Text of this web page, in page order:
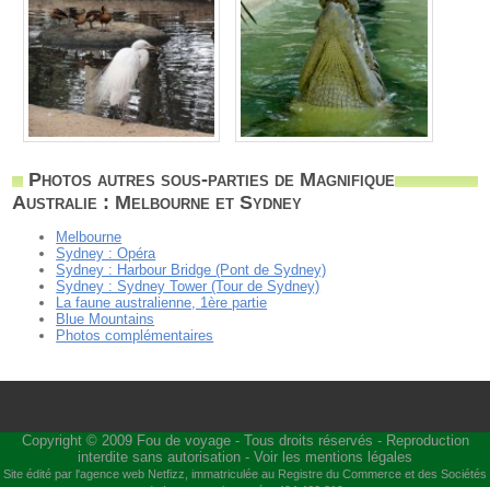
Photos autres sous-parties de Magnifique
Australie : Melbourne et Sydney
Melbourne
Sydney : Opéra
Sydney : Harbour Bridge (Pont de Sydney)
Sydney : Sydney Tower (Tour de Sydney)
La faune australienne, 1ère partie
Blue Mountains
Photos complémentaires
Copyright © 2009 Fou de voyage- Tous droits réservés - Reproduction
interdite sans autorisation - Voir les mentions légales
Site édité par l'agence web Netfizz , immatriculée au Registre du Commerce et des Sociétés